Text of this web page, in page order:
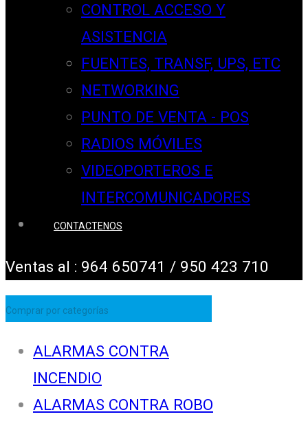
CONTROL ACCESO Y
ASISTENCIA
FUENTES, TRANSF, UPS, ETC
NETWORKING
PUNTO DE VENTA - POS
RADIOS MÓVILES
VIDEOPORTEROS E
INTERCOMUNICADORES
CONTACTENOS
Ventas al : 964 650741 / 950 423 710
Comprar por categorías
ALARMAS CONTRA
INCENDIO
ALARMAS CONTRA ROBO